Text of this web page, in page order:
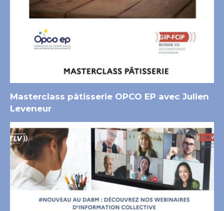
Masterclass pâtisserie OPCO EP avec Julien
Leveneur